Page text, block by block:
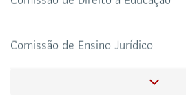
Comissão de Ensino Jurídico
Comissão dos Advogados